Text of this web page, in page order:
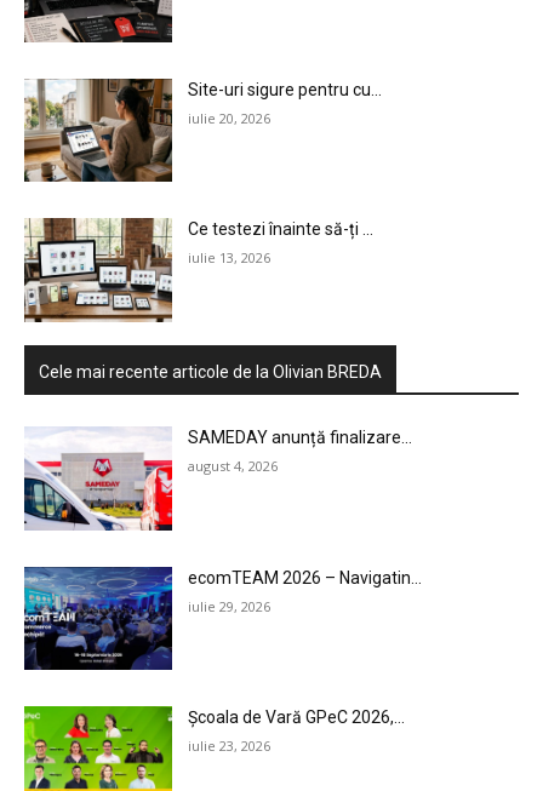
HOMEPAGE
NEWS
MARKETING
AI
STUDIES
CONTACT
Site-uri sigure pentru cu...
iulie 20, 2026
Ce testezi înainte să-ți ...
iulie 13, 2026
Cele mai recente articole de la Olivian BREDA
SAMEDAY anunță finalizare...
august 4, 2026
ecomTEAM 2026 – Navigatin...
iulie 29, 2026
Școala de Vară GPeC 2026,...
iulie 23, 2026